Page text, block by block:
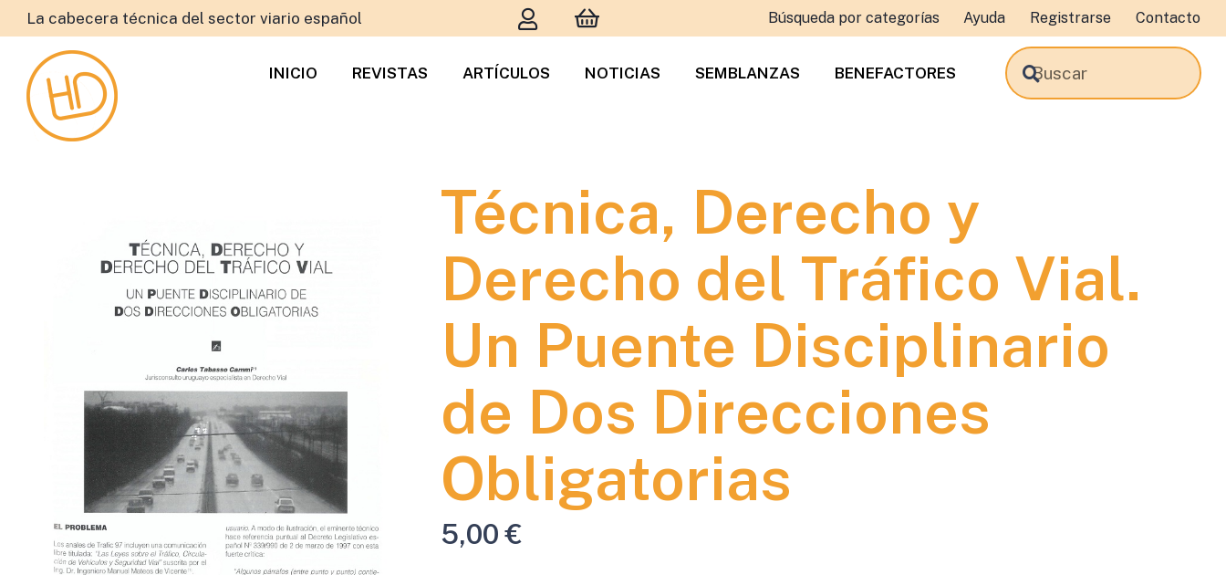
La cabecera técnica del sector viario español Búsqueda por categorías Ayuda Registrarse Contacto
INICIO REVISTAS ARTÍCULOS NOTICIAS SEMBLANZAS BENEFACTORES
Técnica, Derecho y
Derecho del Tráfico Vial.
Un Puente Disciplinario
de Dos Direcciones
Obligatorias
5,00€